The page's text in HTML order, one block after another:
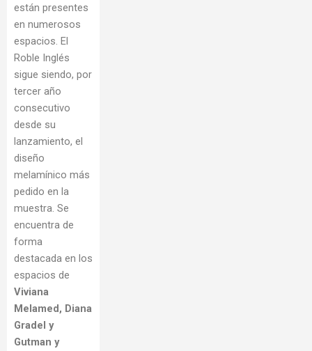
están presentes
en numerosos
espacios. El
Roble Inglés
sigue siendo, por
tercer año
consecutivo
desde su
lanzamiento, el
diseño
melamínico más
pedido en la
muestra. Se
encuentra de
forma
destacada en los
espacios de
Viviana
Melamed, Diana
Gradel y
Gutman y